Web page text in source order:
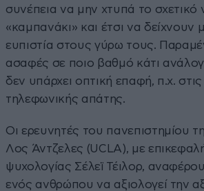
συνέπεια να μην χτυπά το σχετικό
«καμπανάκι» και έτσι να δείχνουν
ευπιστία στους γύρω τους.
ασαφές σε ποιο βαθμό κάτι
δεν υπάρχει οπτική επαφή, π.χ.
τηλεφωνικής απάτης.
Οι ερευνητές του πανεπιστημίου
Λος Άντζελες (UCLA), με
ψυχολογίας Σέλεϊ Τέιλορ,
ενός ανθρώπου να αξιολογεί την